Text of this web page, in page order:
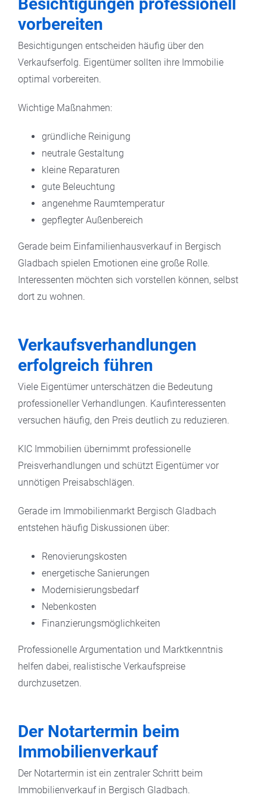
vorbereiten
Besichtigungen entscheiden häufig über den
Verkaufserfolg. Eigentümer sollten ihre Immobilie
optimal vorbereiten.
Wichtige Maßnahmen:
gründliche Reinigung
neutrale Gestaltung
kleine Reparaturen
gute Beleuchtung
angenehme Raumtemperatur
gepflegter Außenbereich
Gerade beim Einfamilienhausverkauf in Bergisch
Gladbach spielen Emotionen eine große Rolle.
Interessenten möchten sich vorstellen können, selbst
dort zu wohnen.
Verkaufsverhandlungen
erfolgreich führen
Viele Eigentümer unterschätzen die Bedeutung
professioneller Verhandlungen. Kaufinteressenten
versuchen häufig, den Preis deutlich zu reduzieren.
KIC Immobilien übernimmt professionelle
Preisverhandlungen und schützt Eigentümer vor
unnötigen Preisabschlägen.
Gerade im Immobilienmarkt Bergisch Gladbach
entstehen häufig Diskussionen über:
Renovierungskosten
energetische Sanierungen
Modernisierungsbedarf
Nebenkosten
Finanzierungsmöglichkeiten
Professionelle Argumentation und Marktkenntnis
helfen dabei, realistische Verkaufspreise
durchzusetzen.
Der Notartermin beim
Immobilienverkauf
Der Notartermin ist ein zentraler Schritt beim
Immobilienverkauf in Bergisch Gladbach.